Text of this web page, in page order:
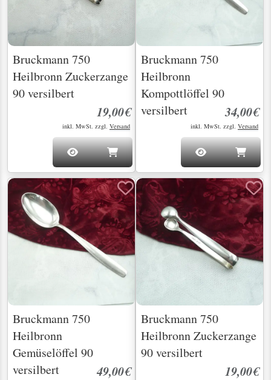
Bruckmann 750
Heilbronn Zuckerzange
90 versilbert
19,00€
inkl. MwSt. zzgl. Versand
Bruckmann 750
Heilbronn
Kompottlöffel 90
versilbert
34,00€
inkl. MwSt. zzgl. Versand
Bruckmann 750
Heilbronn
Gemüselöffel 90
versilbert
49,00€
Bruckmann 750
Heilbronn Zuckerzange
90 versilbert
19,00€